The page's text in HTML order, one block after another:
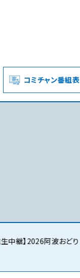
オーナーの方
コミチャン番組表
中継】2026阿波おどり